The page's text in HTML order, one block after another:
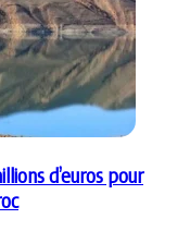
d’euros pour